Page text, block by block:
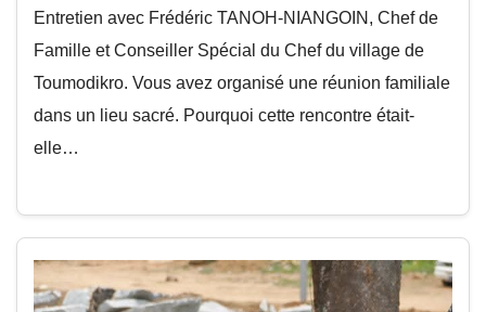
Entretien avec Frédéric TANOH-NIANGOIN, Chef de
Famille et Conseiller Spécial du Chef du village de
Toumodikro. Vous avez organisé une réunion familiale
dans un lieu sacré. Pourquoi cette rencontre était-
elle…